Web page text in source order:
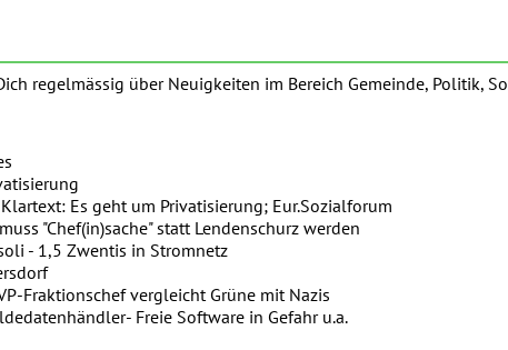
regelmässig über Neuigkeiten im Bereich Gemeinde, Politik,
Es geht um Privatisierung; Eur.Sozialforum
"Chef(in)sache" statt Lendenschurz werden
- 1,5 Zwentis in Stromnetz
Fraktionschef vergleicht Grüne mit Nazis
Freie Software in Gefahr u.a.